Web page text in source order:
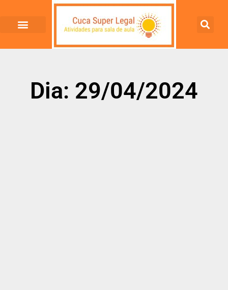
Dia: 29/04/2024